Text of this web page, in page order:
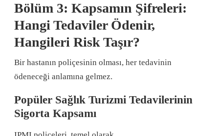
Bölüm 3: Kapsamın Şifreleri:
Hangi Tedaviler Ödenir,
Hangileri Risk Taşır?
Bir hastanın poliçesinin olması, her tedavinin
ödeneceği anlamına gelmez.
Popüler Sağlık Turizmi Tedavilerinin
Sigorta Kapsamı